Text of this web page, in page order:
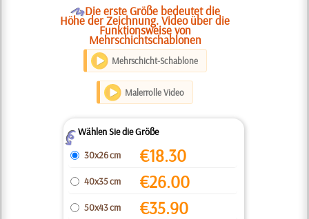
ODie erste Größe bedeutet die
Höhe der Zeichnung. Video über die
Funktionsweise von
Mehrschichtschablonen
Mehrschicht-Schablone
Malerrolle Video
ZWählen Sie die Größe
30x26 cm
€18.30
40x35 cm €26.00
50x43 cm €35.90